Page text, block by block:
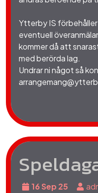
Ytterby IS
eventuell
kommer då att
med berörda lag.
Undrar ni något så
16 Sep 25